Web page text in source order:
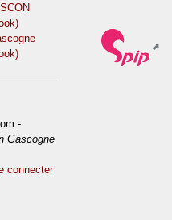
-
Gascogne
connecter